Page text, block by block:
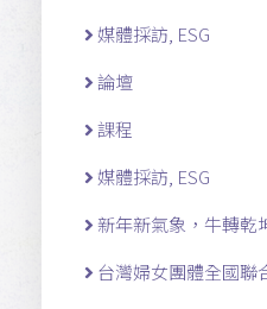
媒體採訪, ESG
論壇
課程
媒體採訪, ESG
新年新氣象，牛轉乾
台灣婦女團體全國聯